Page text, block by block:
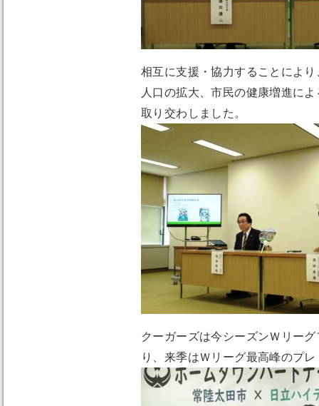
相互に支援・協力することによ
人口の拡大、市民の健康増進に
取り交わしました。
クーガーズは今シーズンＷリー
り、来季はＷリーグ最高峰のプ